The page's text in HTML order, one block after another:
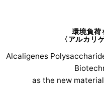
環境負荷
〈アルカリ
Alcaligenes
as the new